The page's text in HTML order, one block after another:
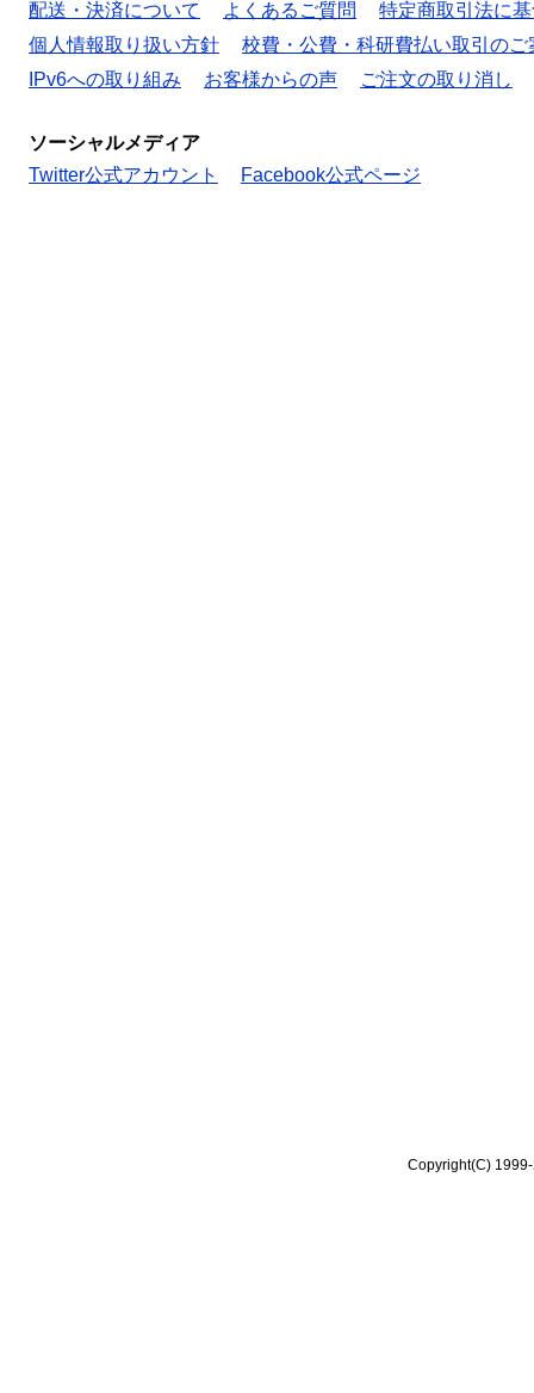
配送・決済について よくあるご質問
特定商取引法に
個人情報取り扱い方針
校費・公費・科研費払い取引のご
IPv6への取り組み
お客様からの声 ご注文の取り消し
ソーシャルメディア
Twitter公式アカウント
Facebook公式ページ
Copyright(C)